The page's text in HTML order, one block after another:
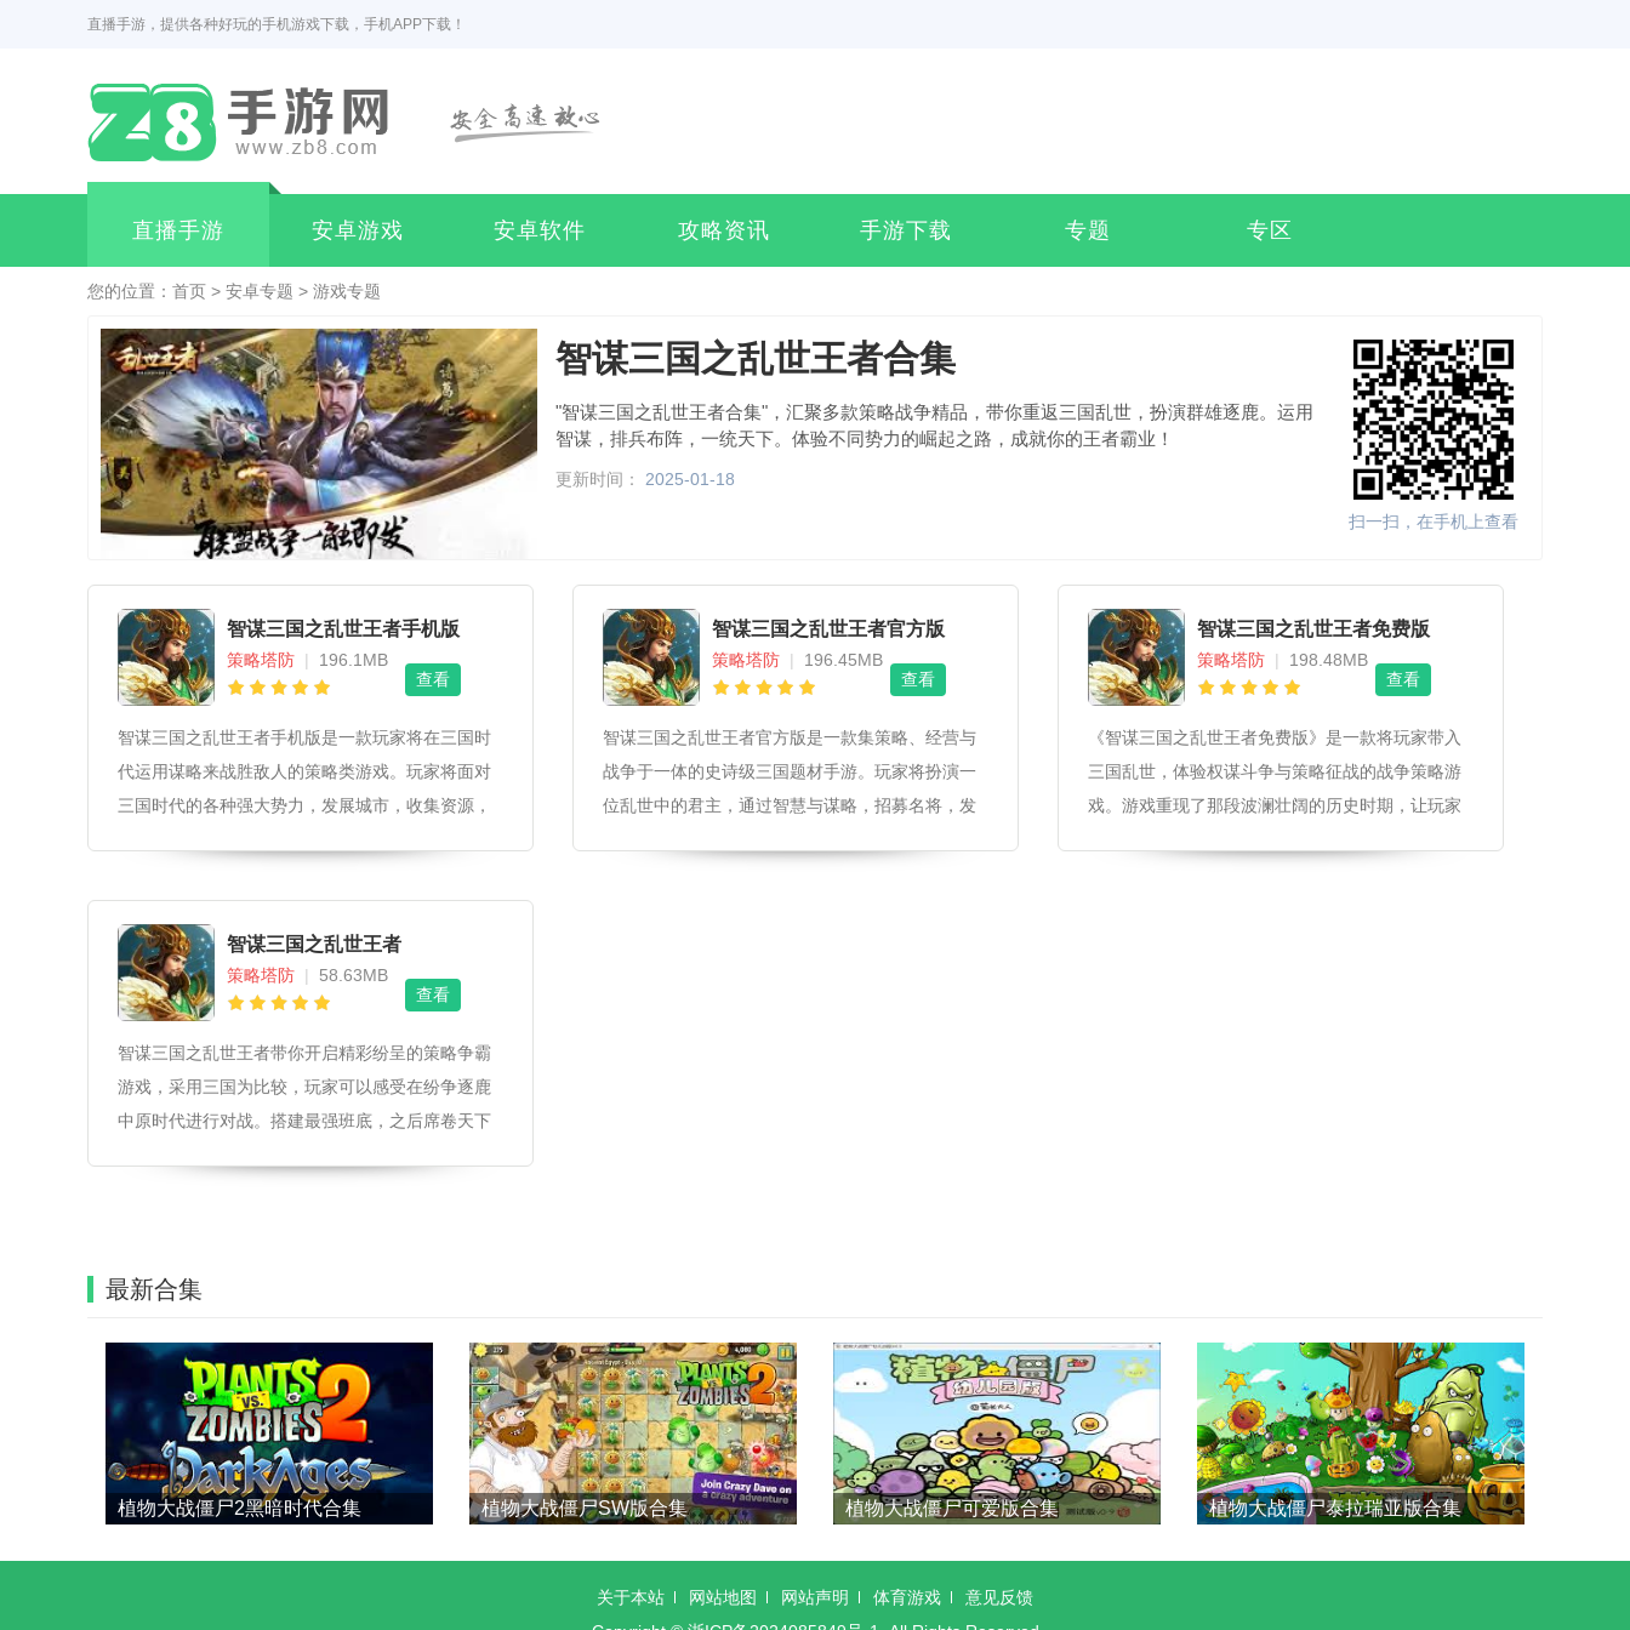
直播手游，提供各种好玩的手机游戏下载，手机APP下载！
直播手游 安卓游戏 安卓软件 攻略资讯 手游下载 专题 专区
您的位置： 首页 > 安卓专题 > 游戏专题
智谋三国之乱世王者合集
"智谋三国之乱世王者合集"，汇聚多款策略战争精品，带你重返三国乱世，扮演群雄逐鹿。运用
智谋，排兵布阵，一统天下。体验不同势力的崛起之路，成就你的王者霸业！
更新时间： 2025-01-18
扫一扫，在手机上查看
智谋三国之乱世王者手机版
策略塔防 |
196.1MB
查看
智谋三国之乱世王者手机版是一款玩家将在三国时
代运用谋略来战胜敌人的策略类游戏。玩家将面对
三国时代的各种强大势力，发展城市，收集资源，
戏旨在重现三国时期的战争场景，让玩家身临
智谋三国之乱世王者官方版
策略塔防 |
196.45MB
查看
智谋三国之乱世王者官方版是一款集策略、经营与
战争于一体的史诗级三国题材手游。玩家将扮演一
位乱世中的君主，通过智慧与谋略，招募名将，发
智谋三国之乱世王者免费版
策略塔防 |
198.48MB
查看
《智谋三国之乱世王者免费版》是一款将玩家带入
三国乱世，体验权谋斗争与策略征战的战争策略游
戏。游戏重现了那段波澜壮阔的历史时期，让玩家
智谋三国之乱世王者
策略塔防 |
58.63MB
查看
智谋三国之乱世王者带你开启精彩纷呈的策略争霸
游戏，采用三国为比较，玩家可以感受在纷争逐鹿
中原时代进行对战。搭建最强班底，之后席卷天下
最新合集
植物大战僵尸2黑暗时代合集 植物大战僵尸SW版合集 植物大战僵尸可爱版合集 植物大战僵尸泰拉瑞亚版合集
关于本站 网站地图 网站声明 体育游戏
意见反馈